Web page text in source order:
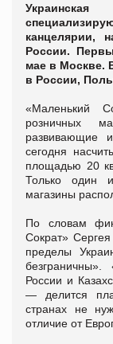
канцелярии,
России.
мае в Москве.
в России,
«Маленький
розничных
развивающие
сегодня
площадью 20
Только один
магазины
По словам
Сократ»
пределы
России и
— делится
странах не
отличие от